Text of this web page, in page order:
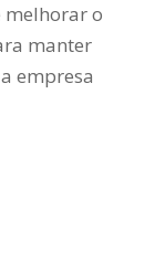
melhorar o
manter
empresa